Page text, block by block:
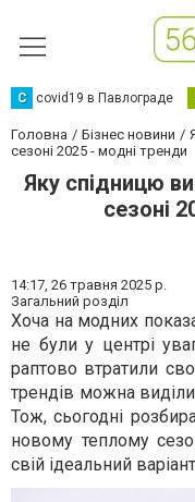
C covid19 в Павлограде
Головна Бізнес новини
сезоні 2025 - модні тренди
Яку спідницю
сезоні
14:17, 26 травня 2025 р.
Загальний розділ
Хоча на модних
не були у центрі
раптово втратили
трендів можна
Тож, сьогодні
новому теплому
свій ідеальний